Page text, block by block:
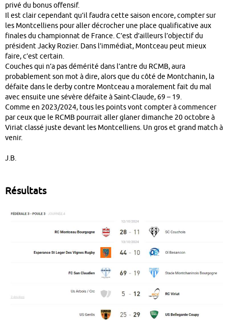
privé du bonus offensif.
Il est clair cependant qu’il faudra cette saison encore, compter sur
les Montcelliens pour aller décrocher une place qualificative aux
finales du championnat de France. C’est d’ailleurs l’objectif du
président Jacky Rozier. Dans l’immédiat, Montceau peut mieux
faire, c’est certain.
Couches qui n’a pas démérité dans l’antre du RCMB, aura
probablement son mot à dire, alors que du côté de Montchanin, la
défaite dans le derby contre Montceau a moralement fait du mal
avec ensuite une sévère défaite à Saint-Claude, 69 – 19.
Comme en 2023/2024, tous les points vont compter à commencer
par ceux que le RCMB pourrait aller glaner dimanche 20 octobre à
Viriat classé juste devant les Montcelliens. Un gros et grand match à
venir.
J.B.
Résultats